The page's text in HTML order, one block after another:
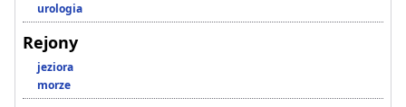
urologia
Rejony
jeziora
morze